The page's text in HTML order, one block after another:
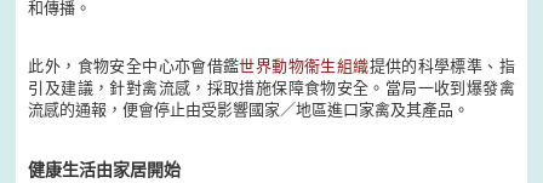
和傳播。
此外，食物安全中心亦會借鑑世界動物衞生組織提供的科學標準、指
引及建議，針對禽流感，採取措施保障食物安全。當局一收到爆發禽
流感的通報，便會停止由受影響國家／地區進口家禽及其產品。
健康生活由家居開始